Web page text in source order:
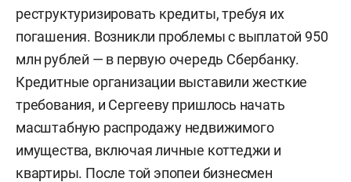
реструктуризировать кредиты, требуя их
погашения. Возникли проблемы с выплатой 950
млн рублей — в первую очередь Сбербанку.
Кредитные организации выставили жесткие
требования, и Сергееву пришлось начать
масштабную распродажу недвижимого
имущества, включая личные коттеджи и
квартиры. После той эпопеи бизнесмен